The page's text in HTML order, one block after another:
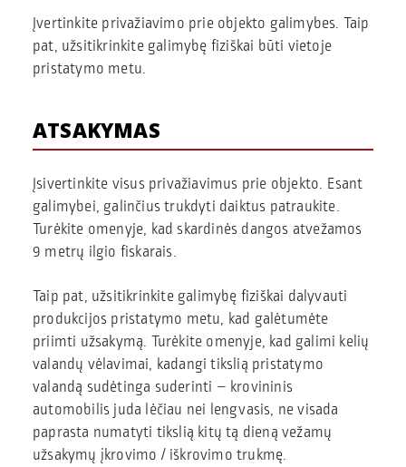
Įvertinkite privažiavimo prie objekto galimybes. Taip
pat, užsitikrinkite galimybę fiziškai būti vietoje
pristatymo metu.
ATSAKYMAS
Įsivertinkite visus privažiavimus prie objekto. Esant
galimybei, galinčius trukdyti daiktus patraukite.
Turėkite omenyje, kad skardinės dangos atvežamos
9 metrų ilgio fiskarais.
Taip pat, užsitikrinkite galimybę fiziškai dalyvauti
produkcijos pristatymo metu, kad galėtumėte
priimti užsakymą. Turėkite omenyje, kad galimi kelių
valandų vėlavimai, kadangi tikslią pristatymo
valandą sudėtinga suderinti – krovininis
automobilis juda lėčiau nei lengvasis, ne visada
paprasta numatyti tikslią kitų tą dieną vežamų
užsakymų įkrovimo / iškrovimo trukmę.